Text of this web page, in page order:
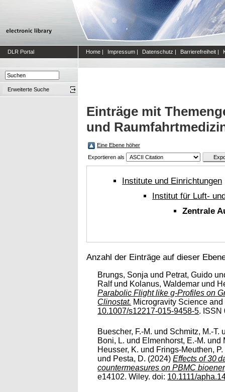
DLR Portal Home | Impressum | Datenschutz | Barrierefreiheit |
Erweiterte Suche
Einträge mit
und
Eine Ebene höher
Exportieren als
Institute und Einrichtungen
Institut für Luft-
Zentrale
Anzahl der Einträge auf dieser
Brungs, Sonja und Petrat, Guido
Ralfund Kolanus, Waldemar und
Parabolic Flight like g-Profiles on
Clinostat. Microgravity Science
10.1007/s12217-015-9458-5. ISSN
Buescher, F.-M. und Schmitz, M.-T.
Boni, L. und Elmenhorst, E.-M. und
Heusser, K. und Frings-Meuthen, P.
und Pesta, D. (2024)Effects of 30
countermeasures on PBMC
e14102. Wiley. doi: 10.1111/